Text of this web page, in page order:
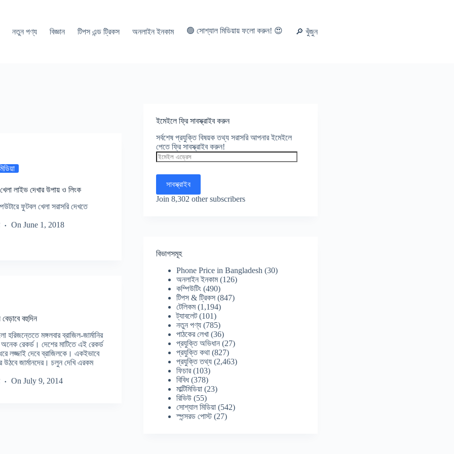
নতুন পণ্য বিজ্ঞান টিপস এন্ড ট্রিকস অনলাইন ইনকাম 🟢 সোশ্যাল মিডিয়ায় ফলো করুন! 😍 🔎 খুঁজুন
লাইভ দেখার উপায় ও লিংক
ফুটবল খেলা সরাসরি দেখতে
On June 1, 2018
বেড়াবে বহুদিন
মঙ্গলবার ব্রাজিল-জার্মানির
রেকর্ড। দেশের মাটিতে এই রেকর্ড
লজ্জাই দেবে ব্রাজিলকে। একইভাবে
জার্মানদের। চলুন দেখি এরকম
On July 9, 2014
ইমেইলে ফ্রি সাবস্ক্রাইব করুন
সর্বশেষ প্রযুক্তি বিষয়ক তথ্য সরাসরি আপনার ইমেইলে
পেতে ফ্রি সাবস্ক্রাইব করুন!
ইমেইল
এড্রেস
সাবস্ক্রাইব
Join 8,302 other subscribers
বিভাগসমূহ
Phone Price in Bangladesh (30)
অনলাইন ইনকাম(126)
কম্পিউটিং (490)
টিপস & ট্রিকস (847)
টেলিকম(1,194)
ট্যাবলেট(101)
নতুন পণ্য (785)
পাঠকের লেখা (36)
প্রযুক্তি অভিধান (27)
প্রযুক্তি কথা (827)
প্রযুক্তি তথ্য (2,463)
ফিচার(103)
বিবিধ(378)
মাল্টিমিডিয়া (23)
রিভিউ (55)
সোশ্যাল মিডিয়া (542)
স্পন্সরড পোস্ট(27)